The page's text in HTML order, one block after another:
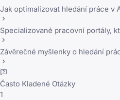
Jak optimalizovat hledání práce v
Specializované pracovní portály,
Závěrečné myšlenky o hledání
Často Kladené Otázky
1